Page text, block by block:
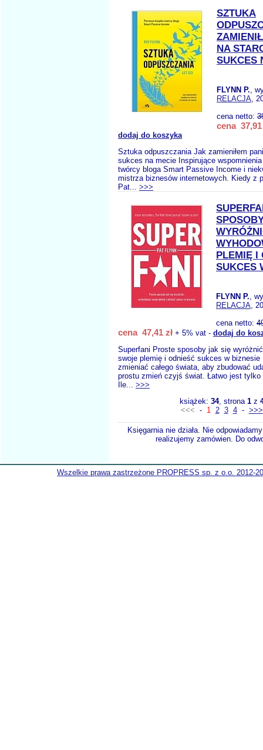
SZTUKA
NA
SUKCES
FLYNN P.,
RELACJA,
cena netto:
cena 37,91
dodaj do koszyka
Sztuka odpuszczania Jak zamieniłem
sukces na mecie Inspirujące
twórcy bloga Smart Passive Income i
mistrza biznesów internetowych. Kiedy z
Pat... >>>
PLEMIĘ I
SUKCES
FLYNN P.,
RELACJA,
cena netto:
cena 47,41 zł + 5% vat - dodaj do
Superfani Proste sposoby jak się
swoje plemię i odnieść sukces w biznesie
zmieniać całego świata, aby zbudować
prostu zmień czyjś świat. Łatwo jest tylko
Ile... >>>
książek: 34, strona 1z
<<< - 1 2 3 4- >>>
Księgarnia nie działa. Nie
realizujemy zamówien. Do
Wszelkie prawa zastrzeżone PROPRESS sp. z o.o. 2012-